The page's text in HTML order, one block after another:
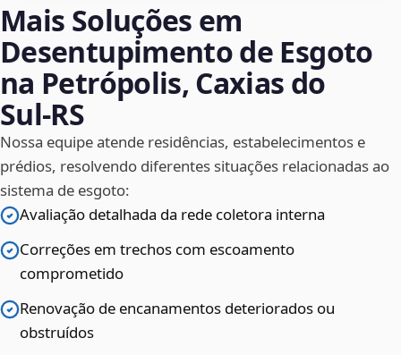
Mais Soluções em
Desentupimento de Esgoto
na Petrópolis, Caxias do
Sul‑RS
Nossa equipe atende residências, estabelecimentos e
prédios, resolvendo diferentes situações relacionadas ao
sistema de esgoto:
Avaliação detalhada da rede coletora interna
Correções em trechos com escoamento
comprometido
Renovação de encanamentos deteriorados ou
obstruídos